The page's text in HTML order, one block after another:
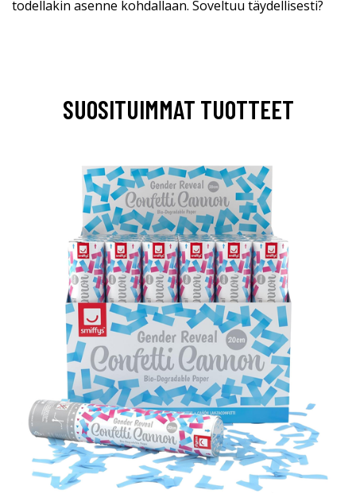
todellakin asenne kohdallaan. Soveltuu täydellisesti?
SUOSITUIMMAT TUOTTEET